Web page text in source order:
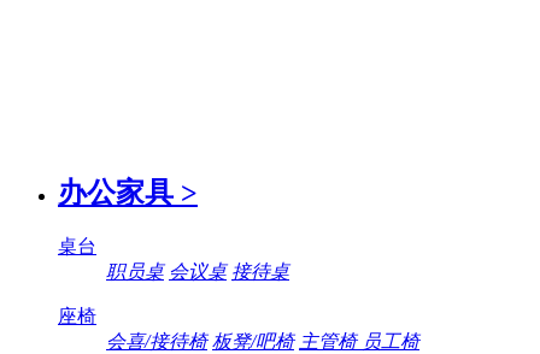
办公家具 >
桌台
职员桌 会议桌 接待桌
座椅
会喜/接待椅 板凳/吧椅 主管椅 员工椅